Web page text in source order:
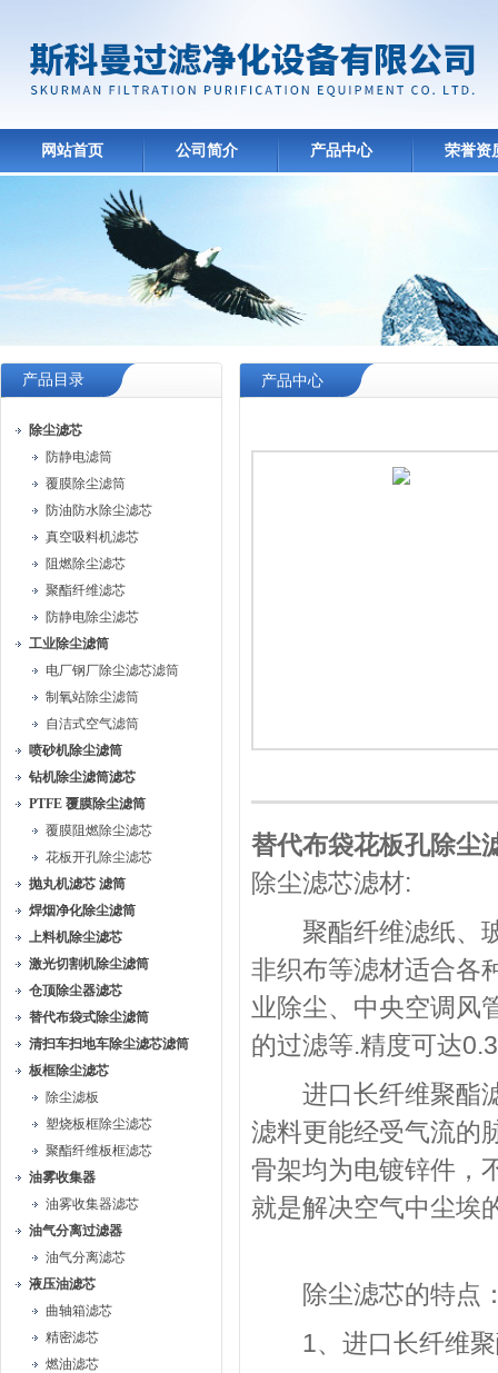
网站首页 公司简介 产品中心 荣誉资
产品目录
除尘滤芯
防静电滤筒
覆膜除尘滤筒
防油防水除尘滤芯
真空吸料机滤芯
阻燃除尘滤芯
聚酯纤维滤芯
防静电除尘滤芯
工业除尘滤筒
电厂钢厂除尘滤芯滤筒
制氧站除尘滤筒
自洁式空气滤筒
喷砂机除尘滤筒
钻机除尘滤筒滤芯
PTFE 覆膜除尘滤筒
覆膜阻燃除尘滤芯
花板开孔除尘滤芯
抛丸机滤芯 滤筒
焊烟净化除尘滤筒
上料机除尘滤芯
激光切割机除尘滤筒
仓顶除尘器滤芯
替代布袋式除尘滤筒
清扫车扫地车除尘滤芯滤筒
板框除尘滤芯
除尘滤板
塑烧板框除尘滤芯
聚酯纤维板框滤芯
油雾收集器
油雾收集器滤芯
油气分离过滤器
油气分离滤芯
液压油滤芯
曲轴箱滤芯
精密滤芯
燃油滤芯
产品中心
替代布袋花板孔除尘
除尘滤芯滤材:
聚酯纤维滤纸、玻
非织布等滤材适合各
业除尘、中央空调风
的过滤等.精度可达
进口长纤维聚酯滤
滤料更能经受气流的
骨架均为电镀锌件，
就是解决空气中尘埃
除尘滤芯的特点
1、进口长纤维聚